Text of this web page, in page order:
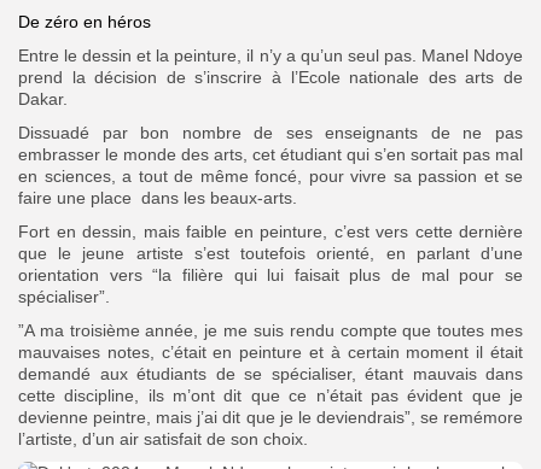
De zéro en héros
Entre le dessin et la peinture, il n’y a qu’un seul pas. Manel Ndoye
prend la décision de s’inscrire à l’Ecole nationale des arts de
Dakar.
Dissuadé par bon nombre de ses enseignants de ne pas
embrasser le monde des arts, cet étudiant qui s’en sortait pas mal
en sciences, a tout de même foncé, pour vivre sa passion et se
faire une place dans les beaux-arts.
Fort en dessin, mais faible en peinture, c’est vers cette dernière
que le jeune artiste s’est toutefois orienté, en parlant d’une
orientation vers “la filière qui lui faisait plus de mal pour se
spécialiser”.
”A ma troisième année, je me suis rendu compte que toutes mes
mauvaises notes, c’était en peinture et à certain moment il était
demandé aux étudiants de se spécialiser, étant mauvais dans
cette discipline, ils m’ont dit que ce n’était pas évident que je
devienne peintre, mais j’ai dit que je le deviendrais”, se remémore
l’artiste, d’un air satisfait de son choix.